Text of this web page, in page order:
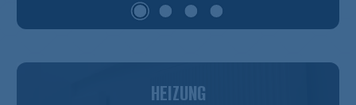
HEIZUNG